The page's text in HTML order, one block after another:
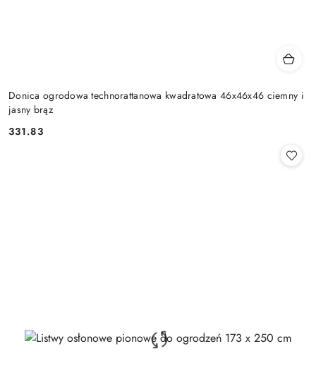
Donica ogrodowa technorattanowa kwadratowa 46x46x46 ciemny i
jasny brąz
Cena:
331.83